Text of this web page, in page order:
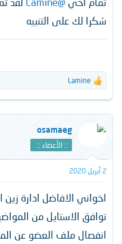
شكرا لك على التنبيه
ا
ف
ا
ت
Lamine
osamaeg
:: الأعضاء ::
2 أبريل 2020
اخواني الافاضل ادارة زين
توافق الاستايل من
انفصال ملف العضو عن